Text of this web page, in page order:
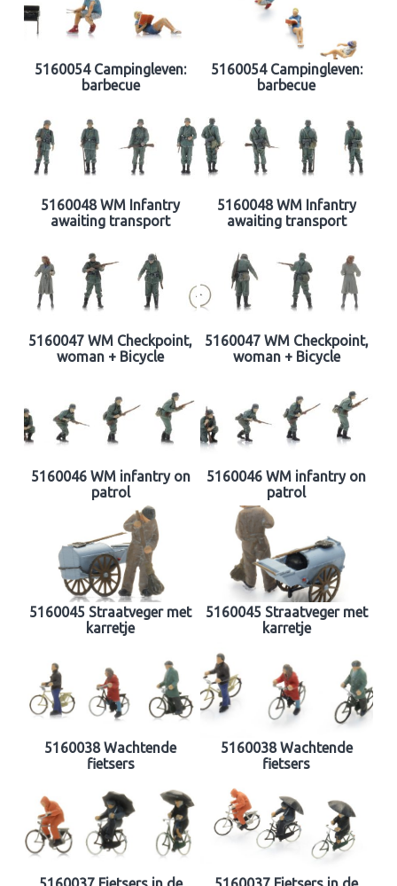
5160054 Campingleven:
barbecue
5160054 Campingleven:
barbecue
5160048 WM Infantry
awaiting transport
5160048 WM Infantry
awaiting transport
5160047 WM Checkpoint,
woman + Bicycle
5160047 WM Checkpoint,
woman + Bicycle
5160046 WM infantry on
patrol
5160046 WM infantry on
patrol
5160045 Straatveger met
karretje
5160045 Straatveger met
karretje
5160038 Wachtende
fietsers
5160038 Wachtende
fietsers